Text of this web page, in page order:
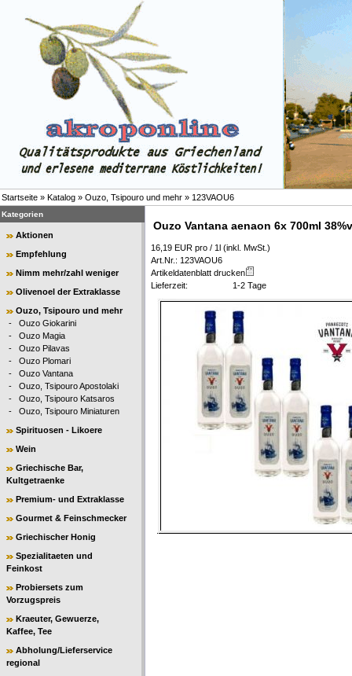
Startseite » Katalog » Ouzo, Tsipouro und mehr » 123VAOU6
Kategorien
Aktionen
Empfehlung
Nimm mehr/zahl weniger
Olivenoel der Extraklasse
Ouzo, Tsipouro und mehr
- Ouzo Giokarini
- Ouzo Magia
- Ouzo Pilavas
- Ouzo Plomari
- Ouzo Vantana
- Ouzo, Tsipouro Apostolaki
- Ouzo, Tsipouro Katsaros
- Ouzo, Tsipouro Miniaturen
Spirituosen - Likoere
Wein
Griechische Bar,
Kultgetraenke
Premium- und Extraklasse
Gourmet & Feinschmecker
Griechischer Honig
Spezialitaeten und
Feinkost
Probiersets zum
Vorzugspreis
Kraeuter, Gewuerze,
Kaffee, Tee
Abholung/Lieferservice
regional
Ouzo Vantana aenaon 6x 700ml
16,19 EUR pro / 1l (inkl. MwSt.)
Art.Nr.: 123VAOU6
Artikeldatenblatt drucken
Lieferzeit:
1-2 Tage